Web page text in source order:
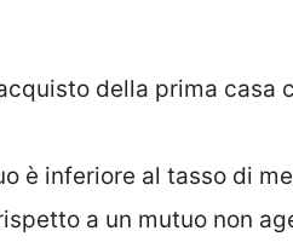
della prima casa
è inferiore al tasso di
a un mutuo non